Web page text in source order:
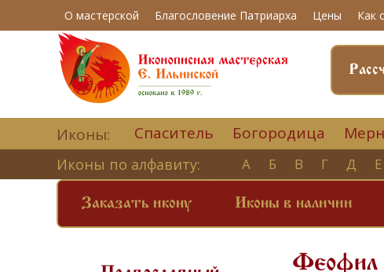
О мастерской Благословение Патриарха Цены Как
Иконы: Спаситель Богородица
Иконы по алфавиту: А Б В Г Д Е
Заказать икону Иконы в наличии
Феофил